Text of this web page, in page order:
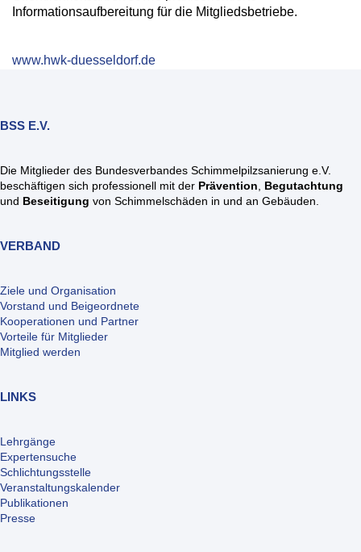
Informationsaufbereitung für die Mitgliedsbetriebe.
www.hwk-duesseldorf.de
BSS E.V.
Die Mitglieder des Bundesverbandes Schimmelpilzsanierung e.V.
beschäftigen sich professionell mit der Prävention, Begutachtung
und Beseitigung von Schimmelschäden in und an Gebäuden.
VERBAND
Ziele und Organisation
Vorstand und Beigeordnete
Kooperationen und Partner
Vorteile für Mitglieder
Mitglied werden
LINKS
Lehrgänge
Expertensuche
Schlichtungsstelle
Veranstaltungskalender
Publikationen
Presse